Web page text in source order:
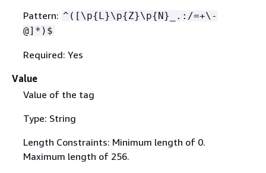
Pattern: ^([\p{L}\p{Z}\p{N}_.:/=+\-
@]*)$
Required: Yes
Value
Value of the tag
Type: String
Length Constraints: Minimum length of 0.
Maximum length of 256.